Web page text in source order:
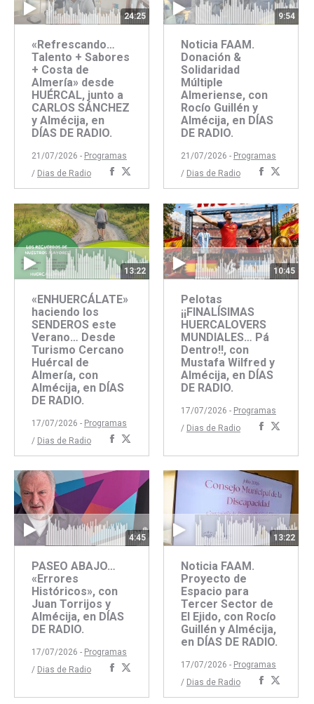
24:25
«Refrescando…
Talento + Sabores
+ Costa de
Almería» desde
HUÉRCAL, junto a
CARLOS SÁNCHEZ
y Almécija, en
DÍAS DE RADIO.
21/07/2026 - Programas
/ Dias de Radio
Compartir
con
Facebook
con
Twitter
9:54
Noticia FAAM.
Donación &
Solidaridad
Múltiple
Almeriense, con
Rocío Guillén y
Almécija, en DÍAS
DE RADIO.
21/07/2026 - Programas
/ Dias de Radio
Compartir
concon
13:22
«ENHUERCÁLATE»
haciendo los
SENDEROS este
Verano… Desde
Turismo Cercano
Huércal de
Almería, con
Almécija, en DÍAS
DE RADIO.
17/07/2026 - Programas
/ Dias de Radio
Compartir
con
Facebook
con
Twitter
10:45
Pelotas
¡¡FINALÍSIMAS
HUERCALOVERS
MUNDIALES… Pá
Dentro!!, con
Mustafa Wilfred y
Almécija, en DÍAS
DE RADIO.
17/07/2026 - Programas
/ Dias de Radio
Compartir
4:45
PASEO ABAJO…
«Errores
Históricos», con
Juan Torrijos y
Almécija, en DÍAS
DE RADIO.
17/07/2026 - Programas
/ Dias de Radio
Compartir
Facebook
Twitter
13:22
Noticia FAAM.
Proyecto de
Espacio para
Tercer Sector de
El Ejido, con Rocío
Guillén y Almécija,
en DÍAS DE RADIO.
17/07/2026 - Programas
/ Dias de Radio
Compartir
concon